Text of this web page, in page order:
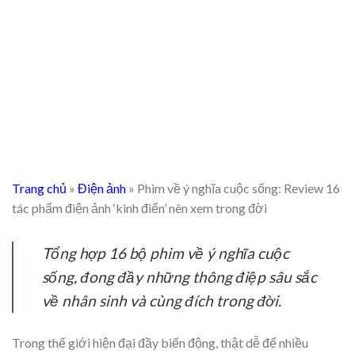
Trang chủ » Điện ảnh » Phim về ý nghĩa cuộc sống: Review 16
tác phẩm điện ảnh ‘kinh điển’ nên xem trong đời
Tổng hợp 16 bộ phim về ý nghĩa cuộc
sống, đong đầy những thông điệp sâu sắc
về nhân sinh và cùng đích trong đời.
Trong thế giới hiện đại đầy biến động, thật dễ để nhiều